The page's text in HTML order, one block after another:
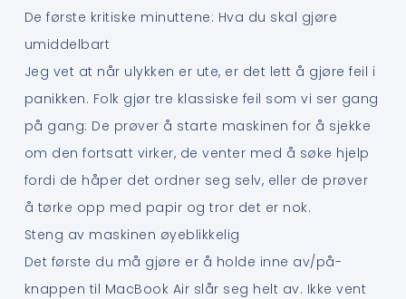
De første kritiske minuttene: Hva du skal gjøre
umiddelbart
Jeg vet at når ulykken er ute, er det lett å gjøre feil i
panikken. Folk gjør tre klassiske feil som vi ser gang
på gang: De prøver å starte maskinen for å sjekke
om den fortsatt virker, de venter med å søke hjelp
fordi de håper det ordner seg selv, eller de prøver
å tørke opp med papir og tror det er nok.
Steng av maskinen øyeblikkelig
Det første du må gjøre er å holde inne av/på-
knappen til MacBook Air slår seg helt av. Ikke vent